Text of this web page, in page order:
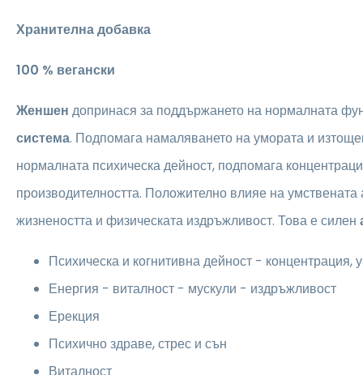
Хранителна добавка
100 % вегански
Женшен допринася за поддържането на нормалната
система. Подпомага намаляването на умората и
нормалната психическа дейност, подпомага
производителността. Положително влияе на умствената
жизнеността и физическата издръжливост. Това е силен
Психическа и когнитивна дейност - концентрация,
Енергия - виталност - мускули - издръжливост
Ерекция
Психично здраве, стрес и сън